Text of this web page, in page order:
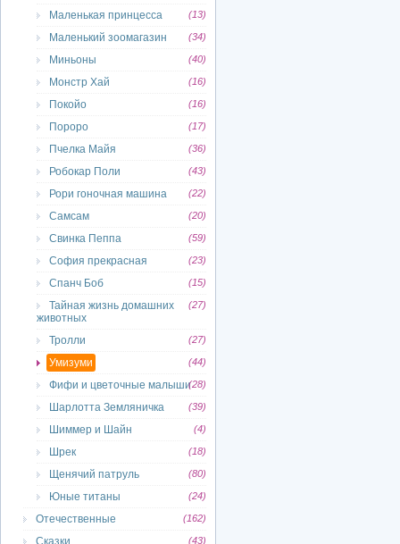
Маленькая принцесса (13)
Маленький зоомагазин (34)
Миньоны (40)
Монстр Хай (16)
Покойо (16)
Пороро (17)
Пчелка Майя (36)
Робокар Поли (43)
Рори гоночная машина (22)
Самсам (20)
Свинка Пеппа (59)
София прекрасная (23)
Спанч Боб (15)
Тайная жизнь домашних
животных
(27)
Тролли (27)
Умизуми (44)
Фифи и цветочные малыши(28)
Шарлотта Земляничка (39)
Шиммер и Шайн (4)
Шрек (18)
Щенячий патруль (80)
Юные титаны (24)
Отечественные (162)
Сказки (43)